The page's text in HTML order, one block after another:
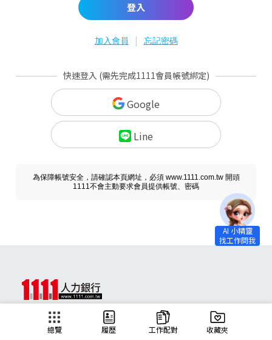
登入
加入會員 | 忘記密碼
快速登入 (需先完成1111會員帳號綁定)
Google
Line
為保障帳號安全，請確認本頁網址，必須 www.1111.com.tw 開頭
1111不會主動要求會員提供帳號、密碼
總覽 履歷 工作配對 收藏夾